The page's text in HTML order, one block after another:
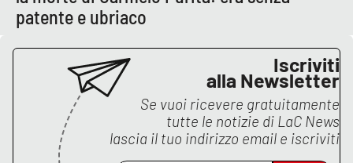
Storie
NETWORK
Lacplay.it
Lactv.it
patente e ubriaco
Iscriviti
alla Newsletter
Se vuoi ricevere gratuitamente
tutte le notizie di LaC News
lascia il tuo indirizzo email e iscriviti